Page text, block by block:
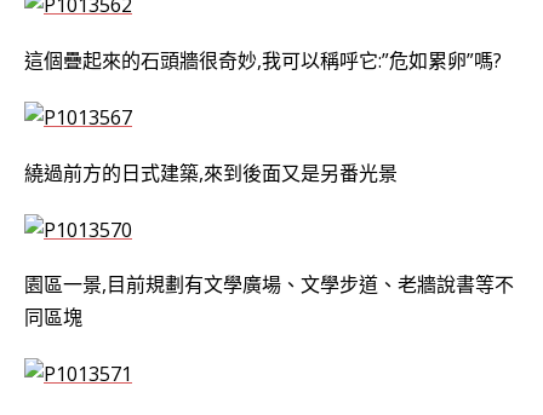
這個疊起來的石頭牆很奇妙,我可以稱呼它:”危如累卵”嗎?
繞過前方的日式建築,來到後面又是另番光景
園區一景,目前規劃有文學廣場、文學步道、老牆說書等不
同區塊